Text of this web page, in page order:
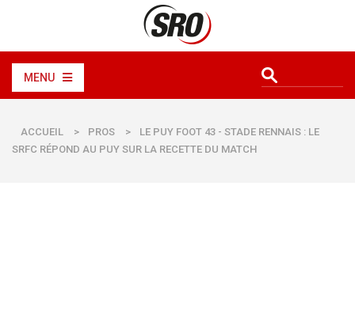
MENU
ACCUEIL > PROS >
LE PUY FOOT 43 - STADE RENNAIS : LE
SRFC RÉPOND AU PUY SUR LA RECETTE DU MATCH